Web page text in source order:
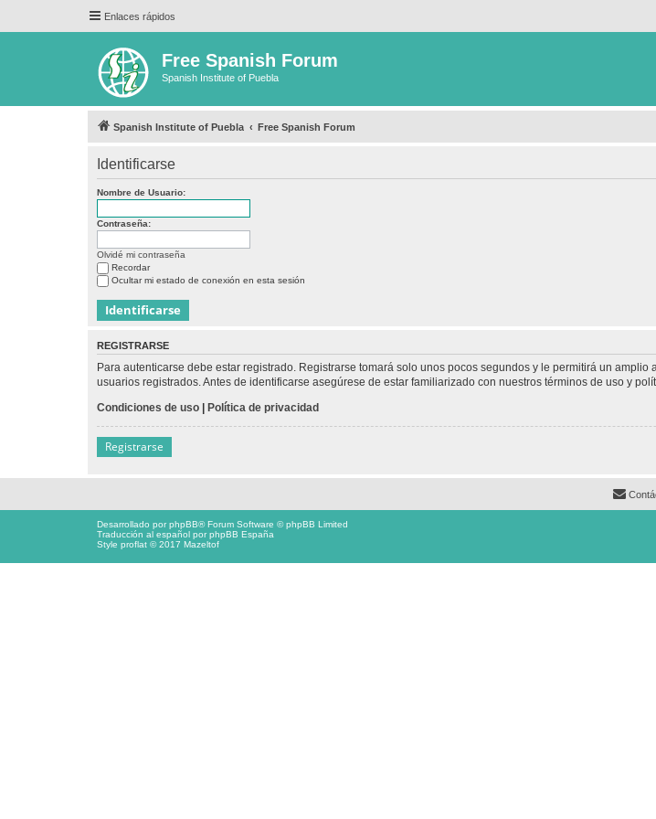
Enlaces rápidos
Free Spanish Forum
Spanish Institute of Puebla
Spanish Institute of Puebla Free Spanish Forum
Identificarse
Nombre de Usuario:
Contraseña:
Olvidé mi contraseña
Recordar
Ocultar mi estado de conexión en esta sesión
REGISTRARSE
Para autenticarse debe estar registrado. Registrarse tomará solo unos pocos segundos y le permitirá un
usuarios registrados. Antes de identificarse asegúrese de estar familiarizado con nuestros términos de uso y
Condiciones de uso | Política de privacidad
Registrarse
Desarrollado porphpBB® Forum Software © phpBB Limited
Traducción al español porphpBB España
Style proflat © 2017 Mazeltof